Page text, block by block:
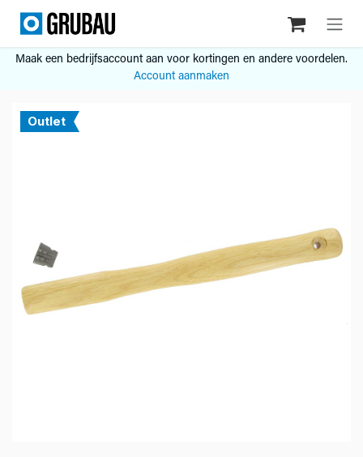
Overslaan naar inhoud
Maak een bedrijfsaccount aan voor kortingen en andere voordelen.
Account aanmaken
Outlet